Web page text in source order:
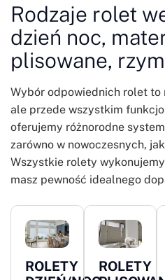
Rodzaje rolet
dzień noc,
plisowane,
Wybór odpowiednich rolet
ale przede wszystkim
oferujemy różnorodne
zarówno w nowoczesnych,
Wszystkie rolety
masz pewność idealnego
ROLETY
ROLETY